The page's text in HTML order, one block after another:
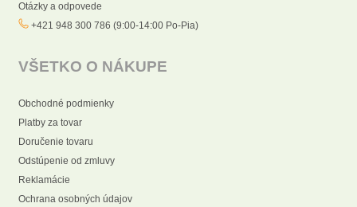
Otázky a odpovede
+421 948 300 786 (9:00-14:00 Po-Pia)
VŠETKO O NÁKUPE
Obchodné podmienky
Platby za tovar
Doručenie tovaru
Odstúpenie od zmluvy
Reklamácie
Ochrana osobných údajov